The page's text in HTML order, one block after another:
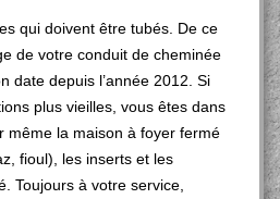
qui doivent être tubés. De ce
de votre conduit de cheminée
date depuis l’année 2012. Si
plus vieilles, vous êtes dans
même la maison à foyer fermé
fioul), les inserts et les
Toujours à votre service,